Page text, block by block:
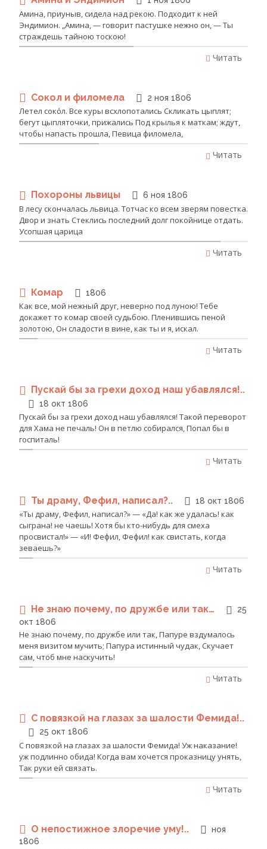
Амина, приуныв, сидела над рекою. Подходит к ней
Эндимион. „Амина, — говорит пастушке нежно он, — Ты
страждешь тайною тоскою!
Читать
Сокол и филомела 2 ноя 1806
Летел соко́л. Все куры всхлопотались Скликать цыплят;
бегут цыпляточки, прижались Под крылья к маткам; ждут,
чтобы напасть прошла, Певица филомела,
Читать
Похороны львицы 6 ноя 1806
В лесу скончалась львица. Тотчас ко всем зверям повестка.
Двор и знать Стеклись последний долг покойнице отдать.
Усопшая царица
Читать
Комар 1806
Как все, мой нежный друг, неверно под луною! Тебе
докажет то комар своей судьбою. Пленившись пеной
золотою, Он сладости в вине, как ты и я, искал.
Читать
Пускай бы за грехи доход наш убавлялся!..
18 окт 1806
Пускай бы за грехи доход наш убавлялся! Такой переворот
для Хама не печаль! Он в петлю собирался, Попал бы в
госпиталь!
Читать
Ты драму, Фефил, написал?.. 18 окт 1806
«Ты драму, Фефил, написал?» — «Да! как же удалась! как
сыграна! не чаешь! Хотя бы кто-нибудь для смеха
просвистал!» — «И! Фефил, Фефил! как свистать, когда
зеваешь?»
Читать
Не знаю почему, по дружбе или так…
25
окт 1806
Не знаю почему, по дружбе или так, Папуре вздумалось
меня визитом мучить; Папура истинный чудак, Скучает
сам, чтоб мне наскучить!
Читать
С повязкой на глазах за шалости Фемида!..
25 окт 1806
С повязкой на глазах за шалости Фемида! Уж наказание!
уж подлинно обида! Когда вам хочется проказницу унять,
Так руки ей связать.
Читать
О непостижное злоречие уму!..
ноя
1806